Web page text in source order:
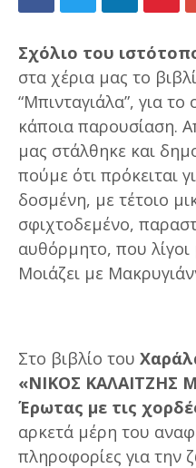
Σχόλιο του
στα χέρια μας το
“Μπινταγιάλα”, για
κάποια παρουσίαση.
μας στάλθηκε και
πούμε ότι πρόκειται
δοσμένη, με τέτοιο
σφιχτοδεμένο,
αυθόρμητο, που
Μοιάζει με
Στο βιβλίο του
«ΝΙΚΟΣ ΚΑΛΑΙΤΖΗΣ
Έρωτας με τις
αρκετά μέρη του
πληροφορίες για την